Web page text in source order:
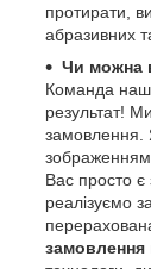
протирати,
абразивних
Чи можна
Команда
результат!
замовлення.
Вас просто
реалізуємо
замовлення